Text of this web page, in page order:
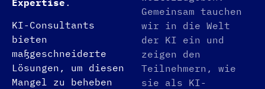
KI-Consultants
bieten
maßgeschneiderte
Lösungen, um diesen
Mangel zu beheben
Gemeinsam tauchen
wir in die Welt
der KI ein und
zeigen den
Teilnehmern, wie
sie als KI-